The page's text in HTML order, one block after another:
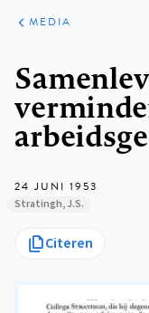
ARTIKELEN
VARIA
MEDIA
24 JUNI 1953
Stratingh, J.S.
Citeren